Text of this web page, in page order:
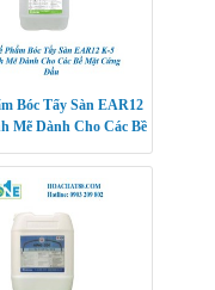
Bóc Tẩy Sàn EAR12
Mẽ Dành Cho Các Bề